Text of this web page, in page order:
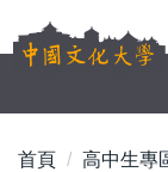
到
容
首頁 高中生專